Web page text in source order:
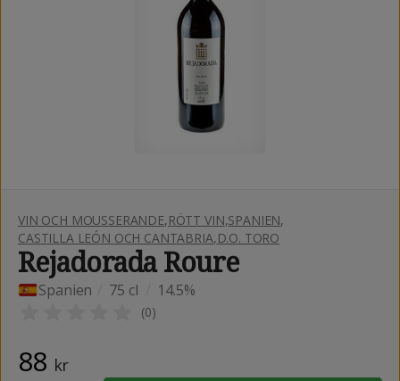
VIN OCH MOUSSERANDE,RÖTT VIN,SPANIEN,
CASTILLA LEÓN OCH CANTABRIA,D.O. TORO
Rejadorada Roure
Spanien 75 cl 14.5%
(0)
88 kr